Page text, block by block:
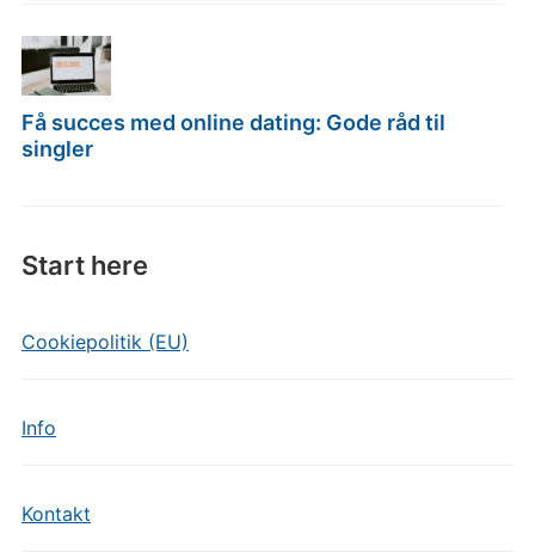
Få succes med online dating: Gode råd til
singler
Start here
Cookiepolitik (EU)
Info
Kontakt